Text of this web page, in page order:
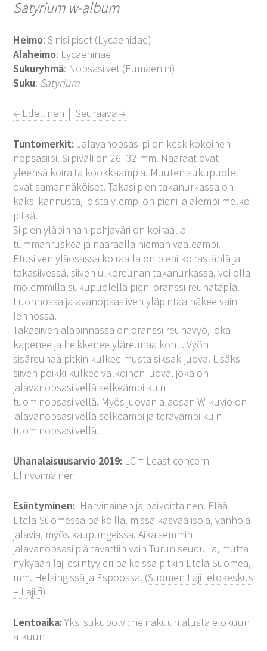
Satyrium w-album
Heimo: Sinisiipiset (Lycaenidae)
Alaheimo: Lycaeninae
Sukuryhmä: Nopsasiivet (Eumaenini)
Suku: Satyrium
← Edellinen │Seuraava →
Tuntomerkit: Jalavanopsasiipi on keskikokoinen
nopsasiipi. Siipiväli on 26–32 mm. Naaraat ovat
yleensä koiraita kookkaampia. Muuten sukupuolet
ovat samannäköiset. Takasiipien takanurkassa on
kaksi kannusta, joista ylempi on pieni ja alempi melko
pitkä.
Siipien yläpinnan pohjaväri on koiraalla
tummanruskea ja naaraalla hieman vaaleampi.
Etusiiven yläosassa koiraalla on pieni koirastäplä ja
takasiivessä, siiven ulkoreunan takanurkassa, voi olla
molemmilla sukupuolella pieni oranssi reunatäplä.
Luonnossa jalavanopsasiiven yläpintaa näkee vain
lennossa.
Takasiiven alapinnassa on oranssi reunavyö, joka
kapenee ja heikkenee yläreunaa kohti. Vyön
sisäreunaa pitkin kulkee musta siksak-juova. Lisäksi
siiven poikki kulkee valkoinen juova, joka on
jalavanopsasiivellä selkeämpi kuin
tuominopsasiivellä. Myös juovan alaosan W-kuvio on
jalavanopsasiivellä selkeämpi ja terävämpi kuin
tuominopsasiivellä.
Uhanalaisuusarvio 2019: LC = Least concern –
Elinvoimainen
Esiintyminen: Harvinainen ja paikoittainen. Elää
Etelä-Suomessa paikoilla, missä kasvaa isoja, vanhoja
jalavia, myös kaupungeissa. Aikaisemmin
jalavanopsasiipiä tavattiin vain Turun seudulla, mutta
nykyään laji esiintyy eri paikoissa pitkin Etelä-Suomea,
mm. Helsingissä ja Espoossa. (Suomen Lajitietokeskus
– Laji.fi)
Lentoaika:Yksi sukupolvi: heinäkuun alusta elokuun
alkuun